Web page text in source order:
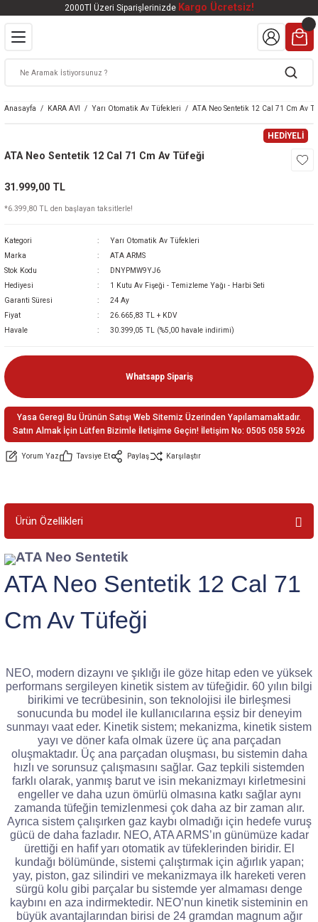
2000Tl Üzeri Siparişlerinizde Kargo Ücretsiz!
Geri Dön
Tüfekleri
Ürünleri
Geri Dön
Geri Dön
Geri Dön
Geri Dön
Anasayfa KARA AVI Yarı Otomatik Av Tüfekleri ATA Neo Sentetik 12 Cal 71 Cm Av
HEDİYELİ
ATA Neo Sentetik 12 Cal 71 Cm Av Tüfeği
31.999,00 TL
*6.399,80 TL den başlayan taksitlerle!
Kategori
Yarı Otomatik Av Tüfekleri
Marka
ATA ARMS
Stok Kodu
DNYPMW9YJ6
Hediyesi
1 Kutu Av Fişeği - Temizleme Yağı - Harbi Seti
Garanti Süresi
24 Ay
Fiyat
26.665,83 TL + KDV
Havale
30.399,05 TL (%5,00 havale indirimi)
Whatsapp Sipariş
Yasa Geregi Bu Ürünün Satışı Web Sitemiz Üzerinden Yapılamamaktadır.
Satın Almak İçin Lütfen Bizimle İletişime Geçin! İletişim No: 0505 058 5926
Yorum Yaz Tavsiye Et Paylaş Karşılaştır
Ürün Özellikleri
ATA Neo Sentetik
ATA Neo Sentetik 12 Cal 71
Cm Av Tüfeği
NEO, modern dizaynı ve şıklığı ile göze hitap eden ve yüksek
performans sergileyen kinetik sistem av tüfeğidir. 60 yılın bilgi
birikimi ve tecrübesinin, son teknolojisi ile birleşmesi
sonucunda bu model ile kullanıcılarına eşsiz bir deneyim
sunmayı vaat eder. Kinetik sistem; mekanizma, kinetik sistem
yayı ve döner kafa olmak üzere üç ana parçadan
oluşmaktadır. Üç ana parçadan oluşması, bu sistemin daha
hızlı ve sorunsuz çalışmasını sağlar. Gaz tepkili sistemden
farklı olarak, yanmış barut ve isin mekanizmayı kirletmesini
engeller ve daha uzun ömürlü olmasına katkı sağlar aynı
zamanda tüfeğin temizlenmesi çok daha az bir zaman alır.
Ayrıca sistem çalışırken gaz kaybı olmadığı için hedefe vuruş
gücü de daha fazladır. NEO, ATA ARMS’ın günümüze kadar
ürettiği en hafif yarı otomatik av tüfeklerinden biridir. El
kundağı bölümünde, sistemi çalıştırmak için ağırlık yapan;
yay, piston, gaz silindiri ve mekanizmaya ilk hareketi veren
sürgü kolu gibi parçalar bu sistemde yer almaması denge
kaybını en aza indirmektedir. NEO’nun kinetik sisteminin en
büyük avantajlarından birisi de 24 gramdan magnum ağır